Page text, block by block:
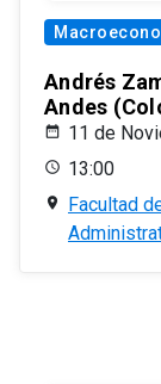
Andrés
Andes
11 de
13:00
Facultad